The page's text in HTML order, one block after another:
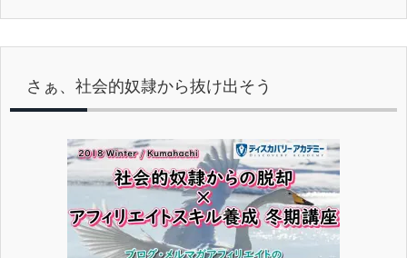
さぁ、社会的奴隷から抜け出そう